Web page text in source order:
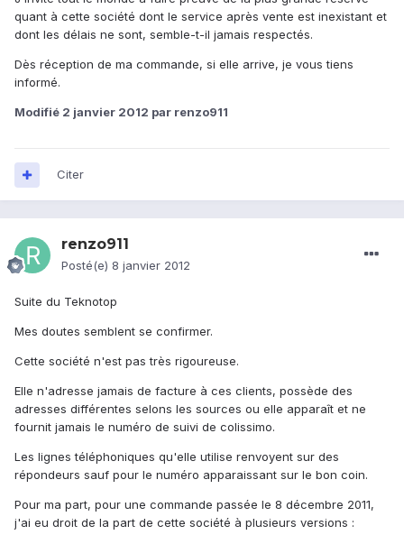
quant à cette société dont le service après vente est inexistant et
dont les délais ne sont, semble-t-il jamais respectés.
Dès réception de ma commande, si elle arrive, je vous tiens
informé.
Modifié 2 janvier 2012 par renzo911
Citer
renzo911
Posté(e) 8 janvier 2012
Suite du Teknotop
Mes doutes semblent se confirmer.
Cette société n'est pas très rigoureuse.
Elle n'adresse jamais de facture à ces clients, possède des
adresses différentes selons les sources ou elle apparaît et ne
fournit jamais le numéro de suivi de colissimo.
Les lignes téléphoniques qu'elle utilise renvoyent sur des
répondeurs sauf pour le numéro apparaissant sur le bon coin.
Pour ma part, pour une commande passée le 8 décembre 2011,
j'ai eu droit de la part de cette société à plusieurs versions :